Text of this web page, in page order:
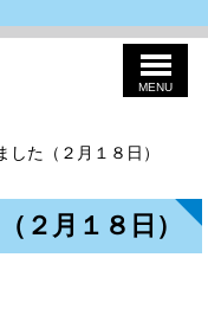
MENU
した（２月１８日）
２月１８日）